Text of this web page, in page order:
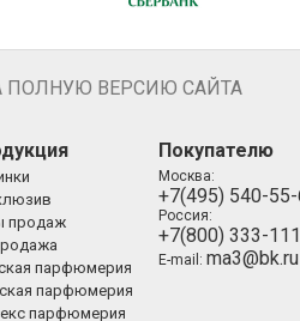
ПОЛНУЮ ВЕРСИЮ САЙТА
продаж
парфюмерия
парфюмерия
парфюмерия
Покупателю
Москва:
+7(495) 540-
Россия:
+7(800) 333-
E-mail: ma3@bk.ru